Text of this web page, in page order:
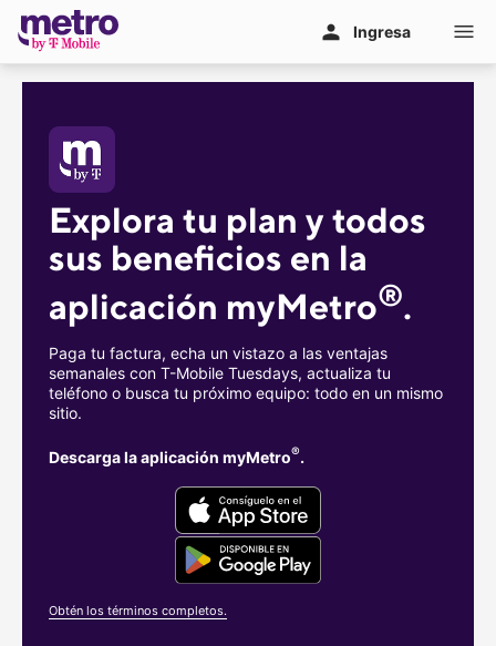
Ir al contenido principal
Ingresa
Explora tu plan y todos
sus beneficios en la
aplicación myMetro®.
Paga tu factura, echa un vistazo a las ventajas
semanales con T-Mobile Tuesdays, actualiza tu
teléfono o busca tu próximo equipo: todo en un mismo
sitio.
Descarga la aplicación myMetro®.
Obtén los términos completos.